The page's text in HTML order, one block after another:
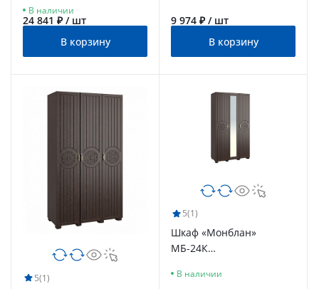
В наличии
24 841 ₽ / шт
В корзину
9 974 ₽ / шт
В корзину
5(1)
5(1)
Шкаф «Монблан»
МБ-24К
венге/орех шоколадный
В наличии